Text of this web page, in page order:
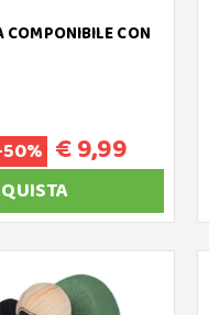
COMPONIBILE CON
€ 9,99